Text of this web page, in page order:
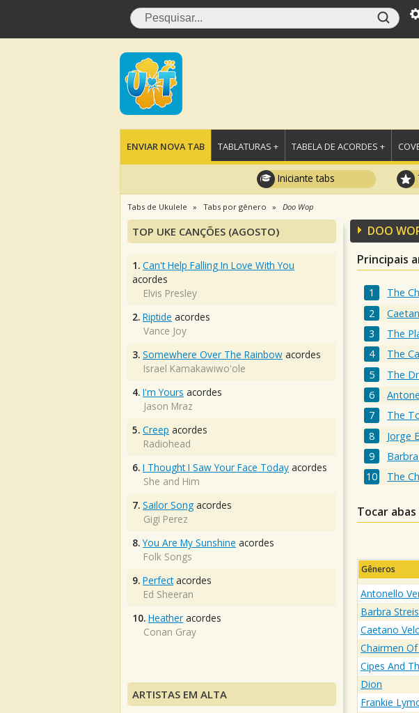
ENVIAR NOVA TAB TABLATURAS + TABELA DE ACORDES +
Iniciante tabs
Tabs de Ukulele Tabs por gênero Doo Wop
DOO
Principais
The
The
The
The
The
Jorge
The
Tocar
Gêneros
Antonello
Barbra
Caetano
Chairmen
Cipes And
Dion
Frankie
TOP UKE CANÇÕES (AGOSTO)
1. Can't Help Falling In Love With You
acordes
Elvis Presley
2. Riptide acordes
Vance Joy
3. Somewhere Over The Rainbow acordes
Israel Kamakawiwo'ole
4. I'm Yours acordes
Jason Mraz
5. Creep acordes
Radiohead
6. I Thought I Saw Your Face Today acordes
She and Him
7. Sailor Song acordes
Gigi Perez
8. You Are My Sunshine acordes
Folk Songs
9. Perfectacordes
Ed Sheeran
10. Heather acordes
Conan Gray
ARTISTAS EM ALTA